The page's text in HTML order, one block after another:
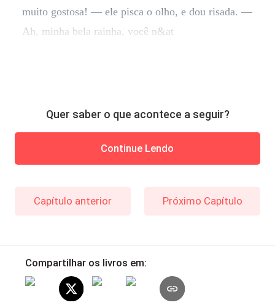
muito gostosa! — ele pisca o olho, e dou risada. —
Ah, minha bela rainha, você n&at
Quer saber o que acontece a seguir?
Continue Lendo
Capítulo anterior Próximo Capítulo
Compartilhar os livros em: